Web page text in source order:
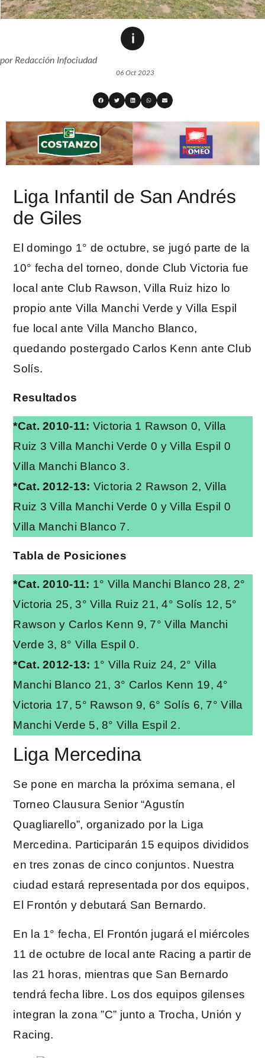
porRedacción Infociudad
06 Oct 2023
Liga Infantil de San Andrés
de Giles
El domingo 1° de octubre, se jugó parte de la
10° fecha del torneo, donde Club Victoria fue
local ante Club Rawson, Villa Ruiz hizo lo
propio ante Villa Manchi Verde y Villa Espil
fue local ante Villa Mancho Blanco,
quedando postergado Carlos Kenn ante Club
Solís.
Resultados
*Cat. 2010-11: Victoria 1 Rawson 0, Villa
Ruiz 3 Villa Manchi Verde 0 y Villa Espil 0
Villa Manchi Blanco 3.
*Cat. 2012-13: Victoria 2 Rawson 2, Villa
Ruiz 3 Villa Manchi Verde 0 y Villa Espil 0
Villa Manchi Blanco 7.
Tabla de Posiciones
*Cat. 2010-11: 1° Villa Manchi Blanco 28, 2°
Victoria 25, 3° Villa Ruiz 21, 4° Solís 12, 5°
Rawson y Carlos Kenn 9, 7° Villa Manchi
Verde 3, 8° Villa Espil 0.
*Cat. 2012-13: 1° Villa Ruiz 24, 2° Villa
Manchi Blanco 21, 3° Carlos Kenn 19, 4°
Victoria 17, 5° Rawson 9, 6° Solís 6, 7° Villa
Manchi Verde 5, 8° Villa Espil 2.
Liga Mercedina
Se pone en marcha la próxima semana, el
Torneo Clausura Senior “Agustín
Quagliarello”, organizado por la Liga
Mercedina. Participarán 15 equipos divididos
en tres zonas de cinco conjuntos. Nuestra
ciudad estará representada por dos equipos,
El Frontón y debutará San Bernardo.
En la 1° fecha, El Frontón jugará el miércoles
11 de octubre de local ante Racing a partir de
las 21 horas, mientras que San Bernardo
tendrá fecha libre. Los dos equipos gilenses
integran la zona ”C” junto a Trocha, Unión y
Racing.